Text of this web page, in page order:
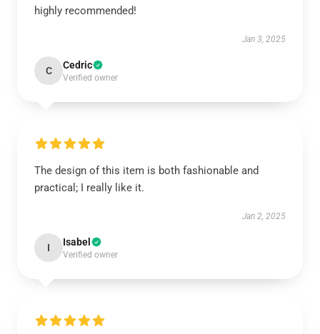
highly recommended!
Jan 3, 2025
C Cedric
Verified owner
The design of this item is both fashionable and
practical; I really like it.
Jan 2, 2025
I Isabel
Verified owner